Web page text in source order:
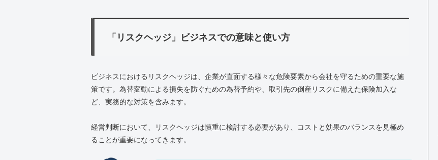
「リスクヘッジ」ビジネスでの意味と使い方
ビジネスにおけるリスクヘッジは、企業が直面する様々な危険要素から会社を守るための重要な施
策です。為替変動による損失を防ぐための為替予約や、取引先の倒産リスクに備えた保険加入な
ど、実務的な対策を含みます。
経営判断において、リスクヘッジは慎重に検討する必要があり、コストと効果のバランスを見極め
ることが重要になってきます。